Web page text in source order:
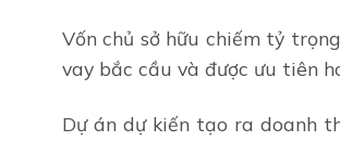
Vốn chủ sở hữu chiếm tỷ
vay bắc cầu và được ưu tiên
Dự án dự kiến tạo ra doanh